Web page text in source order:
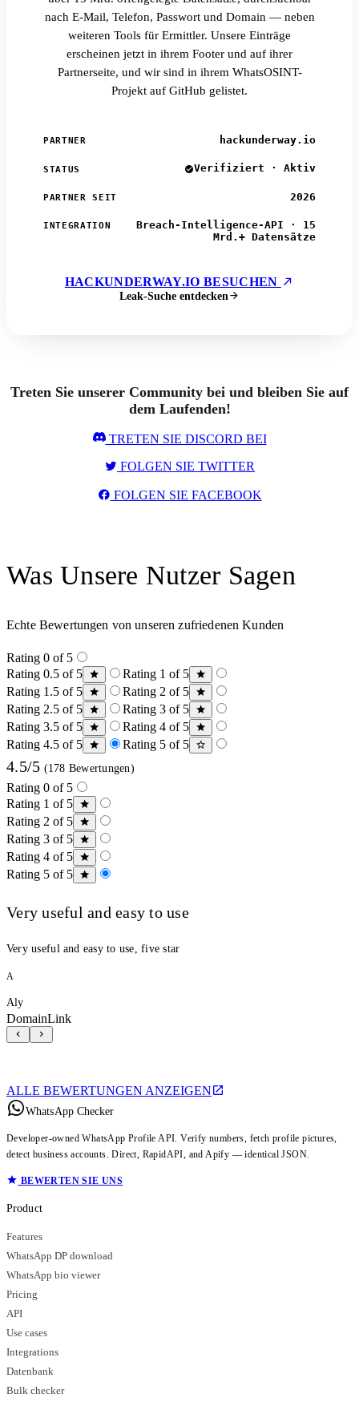
nach E-Mail, Telefon, Passwort und Domain — neben
weiteren Tools für Ermittler. Unsere Einträge
erscheinen jetzt in ihrem Footer und auf ihrer
Partnerseite, und wir sind in ihrem WhatsOSINT-
Projekt auf GitHub gelistet.
PARTNER hackunderway.io
STATUS Verifiziert · Aktiv
PARTNER SEIT 2026
INTEGRATION
Breach-Intelligence-API · 15
Mrd.+ Datensätze
HACKUNDERWAY.IO BESUCHEN
Leak-Suche entdecken
Treten Sie unserer Community bei und bleiben Sie auf
dem Laufenden!
TRETEN SIE DISCORD BEI
FOLGEN SIE TWITTER
FOLGEN SIE FACEBOOK
Was Unsere Nutzer Sagen
Echte Bewertungen von unseren zufriedenen Kunden
Rating 0 of 5
Rating 0.5 of 5
Rating 1 of 5
Rating 1.5 of 5
Rating 2 of 5
Rating 2.5 of 5
Rating 3 of 5
Rating 3.5 of 5
Rating 4 of 5
Rating 4.5 of 5
Rating 5 of 5
4.5/5 (178 Bewertungen)
Rating 0 of 5
Rating 1 of 5
Rating 2 of 5
Rating 3 of 5
Rating 4 of 5
Rating 5 of 5
Very useful and easy to use
Very useful and easy to use, five star
A
Aly
DomainLink
ALLE BEWERTUNGEN ANZEIGEN
WhatsApp Checker
Developer-owned WhatsApp Profile API. Verify numbers, fetch profile pictures,
detect business accounts. Direct, RapidAPI, and Apify — identical JSON.
BEWERTEN SIE UNS
Product
Features
WhatsApp DP download
WhatsApp bio viewer
Pricing
API
Use cases
Integrations
Datenbank
Bulk checker